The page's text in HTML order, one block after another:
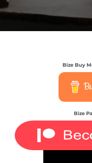
Bize Buy
Bize